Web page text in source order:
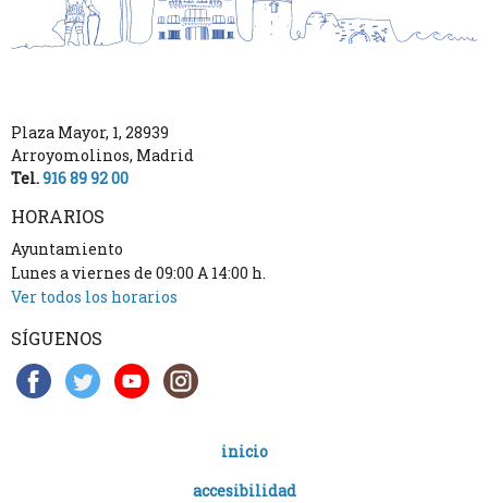
Plaza Mayor, 1, 28939
Arroyomolinos, Madrid
Tel.916 89 92 00
HORARIOS
Ayuntamiento
Lunes a viernes de 09:00 A 14:00 h.
Ver todos los horarios
SÍGUENOS
inicio
accesibilidad